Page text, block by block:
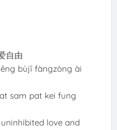
自由
bùjī fàngzòng ài
sam pat kei fung
love and